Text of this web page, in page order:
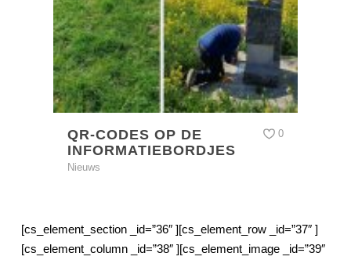
QR-CODES OP DE
INFORMATIEBORDJES
Nieuws
0
[cs_element_section _id=”36″ ][cs_element_row _id=”37″ ]
[cs_element_column _id=”38″ ][cs_element_image _id=”39″